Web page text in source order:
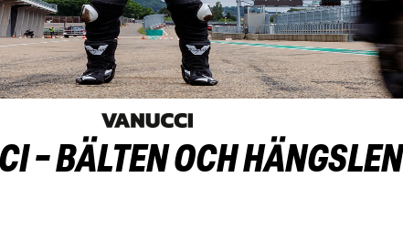
- BÄLTEN OCH HÄNGSLEN